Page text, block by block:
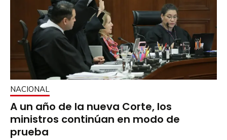
NACIONAL
A un año de la nueva Corte, los
ministros continúan en modo de
prueba